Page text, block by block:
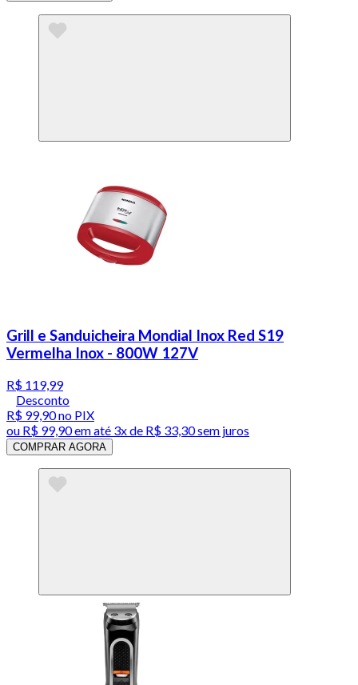
Grill e Sanduicheira Mondial Inox Red S19
Vermelha Inox - 800W 127V
R$ 119,99
Desconto
R$ 99,90no PIX
ou R$ 99,90em até 3x de R$ 33,30 sem juros
COMPRAR AGORA